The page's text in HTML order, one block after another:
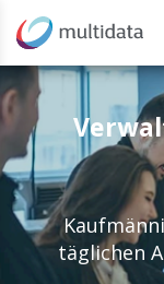
täglichen